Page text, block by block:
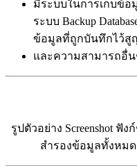
มีระบบในการเก็บข้อ
ระบบ Backup
ข้อมูลที่ถูกบันทึกไว้สู
และความสามารถอื่
รูปตัวอย่าง Screenshot
สำรองข้อมูลทั้งหมด